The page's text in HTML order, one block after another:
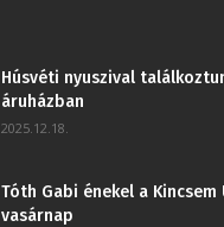
Húsvéti nyuszival
áruházban
2025.12.18.
Tóth Gabi énekel a Kincsem
vasárnap